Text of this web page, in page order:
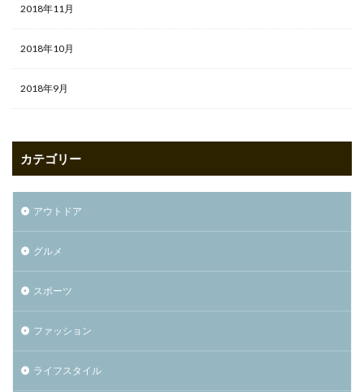
2018年11月
2018年10月
2018年9月
カテゴリー
アウトドア
グルメ
スポーツ
ファッション
ライフスタイル